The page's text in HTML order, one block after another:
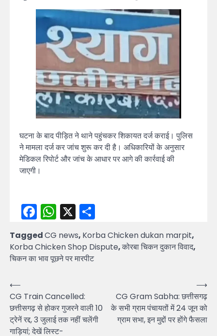
घटना के बाद पीड़ित ने थाने पहुंचकर शिकायत दर्ज कराई। पुलिस
ने मामला दर्ज कर जांच शुरू कर दी है। अधिकारियों के अनुसार
मेडिकल रिपोर्ट और जांच के आधार पर आगे की कार्रवाई की
जाएगी।
Facebook
WhatsApp
X
TaggedCG news, Korba Chicken dukan marpit,
Korba Chicken Shop Dispute,कोरबा चिकन दुकान विवाद,
चिकन का भाव पूछने पर मारपीट
Post
navigation
⟵
CG Train Cancelled:
छत्तीसगढ़ से होकर गुजरने वाली 10
ट्रेनें रद्द, 3 जुलाई तक नहीं चलेंगी
गाड़ियां; देखें लिस्ट-
CG Gram Sabha: छत्तीसगढ़
के सभी ग्राम पंचायतों में 24 जून को
ग्राम सभा, इन मुद्दों पर होंगे फैसला
⟶